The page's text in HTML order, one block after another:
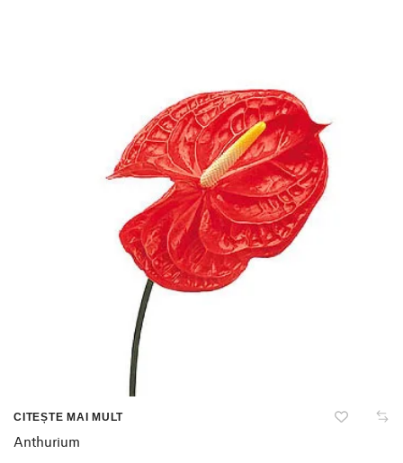
CITEȘTE MAI MULT
Anthurium